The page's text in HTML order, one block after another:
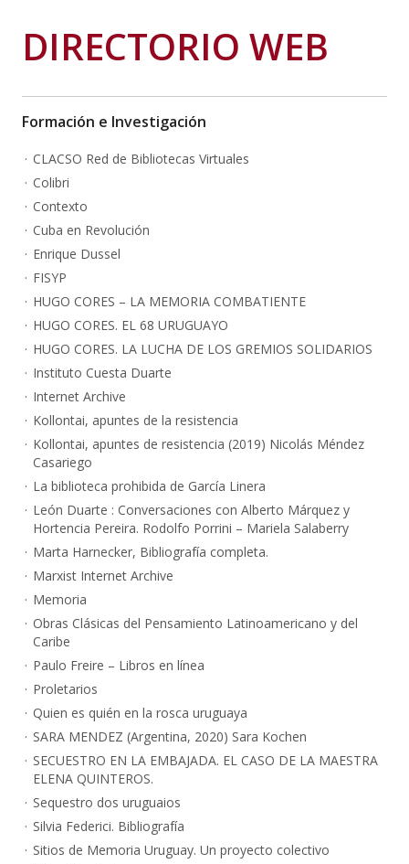
DIRECTORIO WEB
Formación e Investigación
CLACSO Red de Bibliotecas Virtuales
Colibri
Contexto
Cuba en Revolución
Enrique Dussel
FISYP
HUGO CORES – LA MEMORIA COMBATIENTE
HUGO CORES. EL 68 URUGUAYO
HUGO CORES. LA LUCHA DE LOS GREMIOS SOLIDARIOS
Instituto Cuesta Duarte
Internet Archive
Kollontai, apuntes de la resistencia
Kollontai, apuntes de resistencia (2019) Nicolás Méndez
Casariego
La biblioteca prohibida de García Linera
León Duarte : Conversaciones con Alberto Márquez y
Hortencia Pereira. Rodolfo Porrini – Mariela Salaberry
Marta Harnecker, Bibliografía completa.
Marxist Internet Archive
Memoria
Obras Clásicas del Pensamiento Latinoamericano y del
Caribe
Paulo Freire – Libros en línea
Proletarios
Quien es quién en la rosca uruguaya
SARA MENDEZ (Argentina, 2020) Sara Kochen
SECUESTRO EN LA EMBAJADA. EL CASO DE LA MAESTRA
ELENA QUINTEROS.
Sequestro dos uruguaios
Silvia Federici. Bibliografía
Sitios de Memoria Uruguay. Un proyecto colectivo